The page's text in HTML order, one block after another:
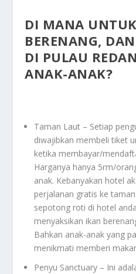
DI MANA
BERENANG,
DI PULAU
ANAK-ANAK?
Taman Laut – Setiap
diwajibkan membeli tiket
ketika membayar/
Harganya hanya 5rm/
anak. Kebanyakan hotel
perjalanan gratis ke
sepotong roti di hotel
menyaksikan ikan
Bahkan anak-anak yang
menikmati memberi
Penyu Sanctuary – Ini